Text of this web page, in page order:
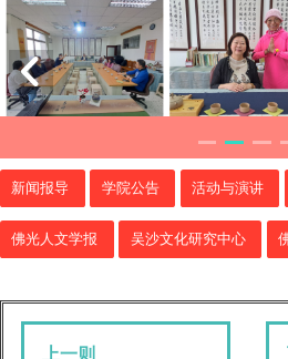
新闻报导 学院公告 活动与演讲
佛光人文学报 吴沙文化研究中心
上一则